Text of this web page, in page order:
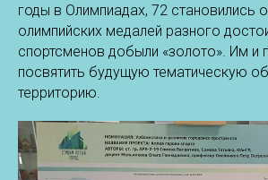
годы в Олимпиадах, 72 становились
олимпийских медалей разного
спортсменов добыли «золото». Им и
посвятить будущую тематическую
территорию.